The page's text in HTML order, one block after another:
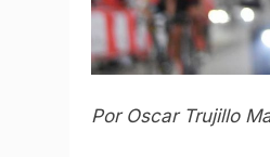
Por Oscar Trujillo